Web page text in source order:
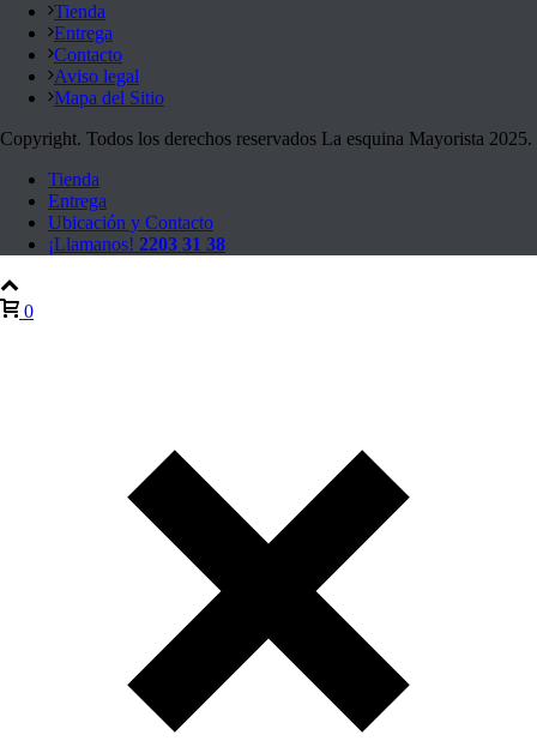
Tienda
Entrega
Contacto
Aviso legal
Mapa del Sitio
Copyright. Todos los derechos reservados La esquina Mayorista 2025.
Tienda
Entrega
Ubicación y Contacto
¡Llamanos! 2203 31 38
0